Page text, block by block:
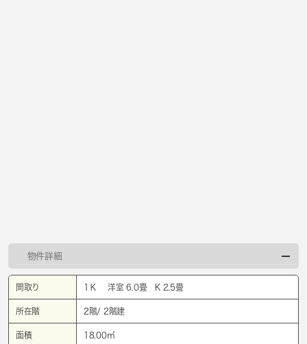
物件詳細
間取り 1Ｋ 洋室 6.0畳 K 2.5畳
所在階 2階/ 2階建
面積 18.00㎡